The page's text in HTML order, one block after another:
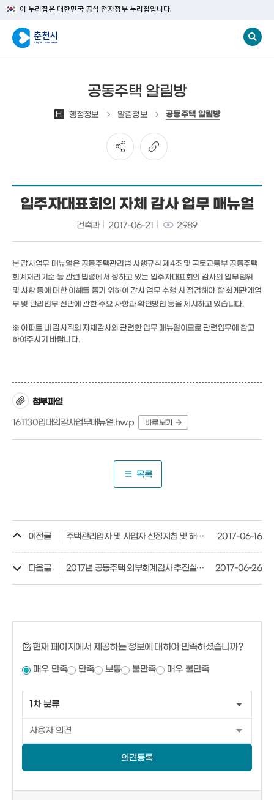
이 누리집은 대한민국 공식 전자정부 누리집입니다.
공동주택 알림방
H 행정정보 알림정보 공동주택 알림방
입주자대표회의 자체 감사 업무 매뉴얼
건축과 2017-06-21 2989
본 감사업무 매뉴얼은 공동주택관리법 시행규칙 제4조 및 국토교통부 공동주택
회계처리기준 등 관련 법령에서 정하고 있는 입주자대표회의 감사의 업무범위
및 사항 등에 대한 이해를 돕기 위하여 감사 업무 수행 시 점검해야 할 회계관계업
무 및 관리업무 전반에 관한 주요 사항과 확인방법 등을 제시하고 있습니다.
※ 아파트 내 감사직의 자체감사와 관련한 업무 매뉴얼이므로 관련업무에 참고
하여주시기 바랍니다.
첨부파일
161130입대의감사업무매뉴얼.hwp
바로보기
목록
이전글 주택관리업자 및 사업자 선정지침 및 해설서 2017-06-16
다음글 2017년 공동주택 외부회계감사 추진실적 제출 요청 2017-06-26
현재 페이지에서 제공하는 정보에 대하여 만족하셨습니까?
매우 만족 만족 보통 불만족 매우 불만족
의견등록